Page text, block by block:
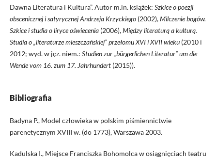
Dawna Literatura i Kultura”. Autor m.in. książek: Szkice o poezji
obscenicznej i satyrycznej Andrzeja Krzyckiego(2002),Milczenie bogów.
Szkice i studia o liryce oświecenia(2006),Między literaturą a kulturą.
Studia o „literaturze mieszczańskiej” przełomu XVI i XVII wieku(2010 i
2012; wyd. w jęz. niem.: Studien zur „bürgerlichen Literatur” um die
Wende vom 16. zum 17. Jahrhundert(2015)).
Bibliografia
Badyna P., Model człowieka w polskim piśmiennictwie
parenetycznym XVIII w. (do 1773), Warszawa 2003.
Kadulska I., Miejsce Franciszka Bohomolca w osiągnięciach teatru